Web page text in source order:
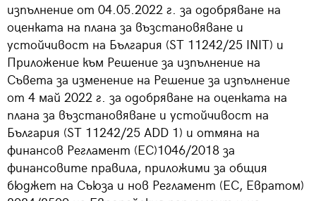
изпълнение от 04.05.2022 г. за одобряване на
оценката на плана за възстановяване и
устойчивост на България (ST 11242/25 INIT) и
Приложение към Решение за изпълнение на
Съвета за изменение на Решение за изпълнение
от 4 май 2022 г. за одобряване на оценката на
плана за възстановяване и устойчивост на
България (ST 11242/25 ADD 1) и отмяна на
финансов Регламент (ЕС)1046/2018 за
финансовите правила, приложими за общия
бюджет на Съюза и нов Регламент (ЕС, Евратом)